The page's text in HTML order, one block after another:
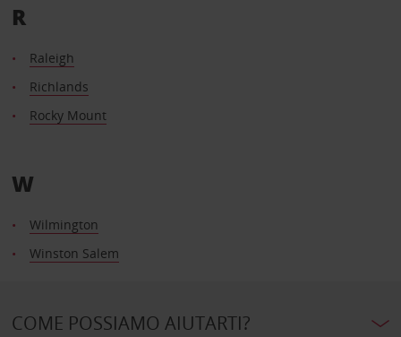
R
Raleigh
Richlands
Rocky Mount
W
Wilmington
Winston Salem
COME POSSIAMO AIUTARTI?